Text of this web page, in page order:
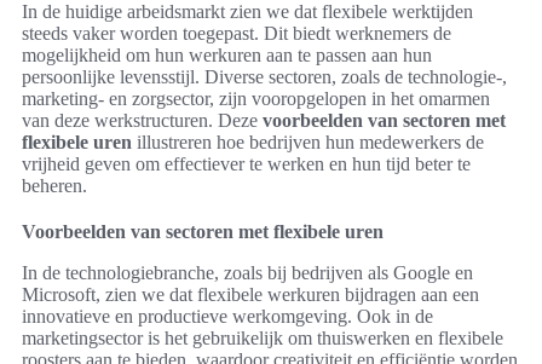
In de huidige arbeidsmarkt zien we dat flexibele werktijden
steeds vaker worden toegepast. Dit biedt werknemers de
mogelijkheid om hun werkuren aan te passen aan hun
persoonlijke levensstijl. Diverse sectoren, zoals de technologie-,
marketing- en zorgsector, zijn vooropgelopen in het omarmen
van deze werkstructuren. Deze voorbeelden van sectoren met
flexibele uren illustreren hoe bedrijven hun medewerkers de
vrijheid geven om effectiever te werken en hun tijd beter te
beheren.
Voorbeelden van sectoren met flexibele uren
In de technologiebranche, zoals bij bedrijven als Google en
Microsoft, zien we dat flexibele werkuren bijdragen aan een
innovatieve en productieve werkomgeving. Ook in de
marketingsector is het gebruikelijk om thuiswerken en flexibele